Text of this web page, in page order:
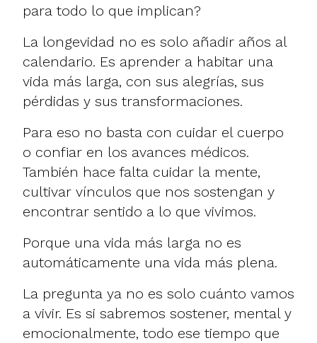
para todo lo que implican?
La longevidad no es solo añadir años al
calendario. Es aprender a habitar una
vida más larga, con sus alegrías, sus
pérdidas y sus transformaciones.
Para eso no basta con cuidar el cuerpo
o confiar en los avances médicos.
También hace falta cuidar la mente,
cultivar vínculos que nos sostengan y
encontrar sentido a lo que vivimos.
Porque una vida más larga no es
automáticamente una vida más plena.
La pregunta ya no es solo cuánto vamos
a vivir. Es si sabremos sostener, mental y
emocionalmente, todo ese tiempo que